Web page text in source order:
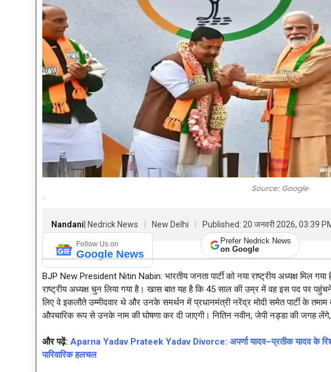
Source: Google
Nandani | Nedrick News New Delhi Published: 20 जनवरी 2026, 03:39
Follow Us on
Google News
Prefer Nedrick News
on Google
BJP New President Nitin Nabin: भारतीय जनता पार्टी को नया राष्ट्रीय अध्यक्ष मिल गया
राष्ट्रीय अध्यक्ष चुन लिया गया है। खास बात यह है कि 45 साल की उम्र में वह इस पद पर
लिए वे इकलौते उम्मीदवार थे और उनके समर्थन में प्रधानमंत्री नरेंद्र मोदी समेत पार्टी के तमाम
औपचारिक रूप से उनके नाम की घोषणा कर दी जाएगी। नितिन नवीन, जेपी नड्डा की जगह
और पढ़ें: Aparna Yadav Prateek Yadav Divorce: अपर्णा यादव–प्रतीक यादव के
पारिवारिक हलचल